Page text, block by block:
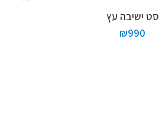
סט ישיבה עץ
₪990